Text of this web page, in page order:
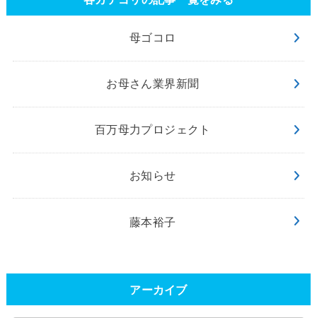
母ゴコロ
お母さん業界新聞
百万母力プロジェクト
お知らせ
藤本裕子
アーカイブ